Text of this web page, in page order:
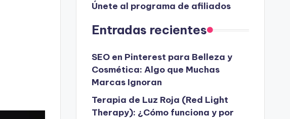
Únete al programa de afiliados
Entradas recientes
SEO en Pinterest para Belleza y
Cosmética: Algo que Muchas
Marcas Ignoran
Terapia de Luz Roja (Red Light
Therapy): ¿Cómo funciona y por